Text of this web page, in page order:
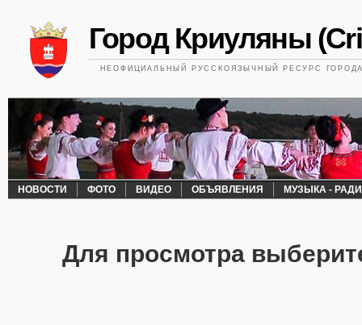
Город Криуляны
НЕОФИЦИАЛЬНЫЙ РУССКОЯЗЫЧНЫЙ РЕСУРС
НОВОСТИ ФОТО ВИДЕО ОБЪЯВЛЕНИЯ МУЗЫКА -
Для просмотра